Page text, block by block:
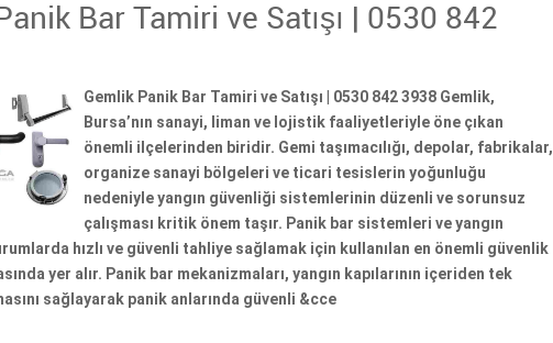
Bar Tamiri ve Satışı | 0530 842
Gemlik Panik Bar Tamiri ve Satışı | 0530 842 3938 Gemlik,
Bursa’nın sanayi, liman ve lojistik faaliyetleriyle öne çıkan
önemli ilçelerinden biridir. Gemi taşımacılığı, depolar, fabrikalar,
organize sanayi bölgeleri ve ticari tesislerin yoğunluğu
nedeniyle yangın güvenliği sistemlerinin düzenli ve sorunsuz
çalışması kritik önem taşır. Panik bar sistemleri ve yangın
hızlı ve güvenli tahliye sağlamak için kullanılan en önemli güvenlik
yer alır. Panik bar mekanizmaları, yangın kapılarının içeriden tek
sağlayarak panik anlarında güvenli &cce